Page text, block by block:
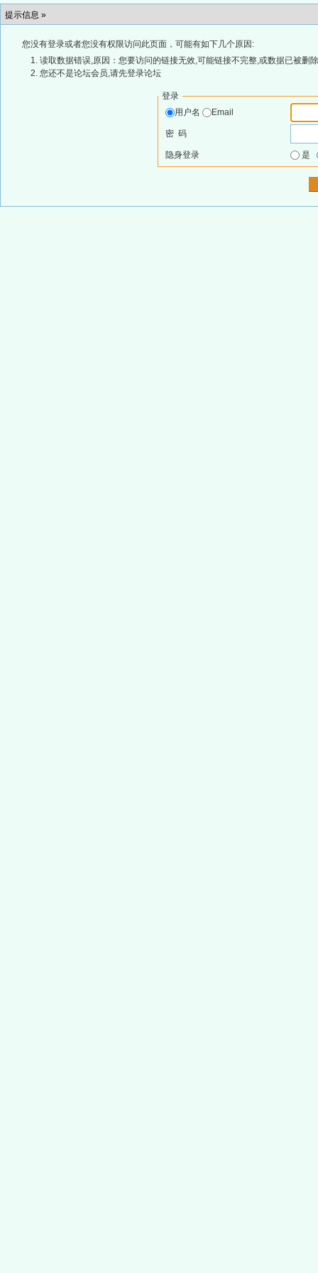
提示信息 »
您没有登录或者您没有权限访问此页面，可能有如下几个原因:
读取数据错误,原因：您要访问的链接无效,可能链接不完整,或数据已被删
您还不是论坛会员,请先登录论坛
登录
用户名
Email
密 码
隐身登录 是